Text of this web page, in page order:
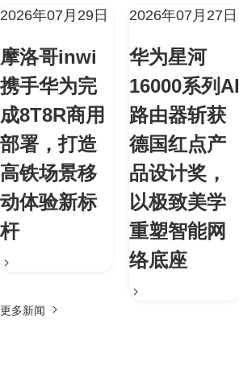
2026年07月29日
摩洛哥inwi
携手华为完
成8T8R商用
部署，打造
高铁场景移
动体验新标
杆
2026年07月27日
华为星河
16000系列AI
路由器斩获
德国红点产
品设计奖，
以极致美学
重塑智能网
络底座
更多新闻